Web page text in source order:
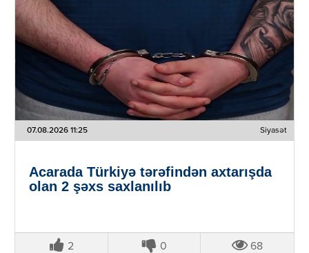
07.08.2026 11:25 Siyasət
Acarada Türkiyə tərəfindən axtarışda
olan 2 şəxs saxlanılıb
2 0 68